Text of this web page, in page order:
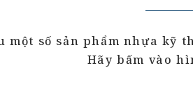
số sản phẩm nhựa kỹ
Hãy bấm vào